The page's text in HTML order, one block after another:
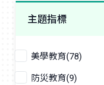
主題指標
美學教育(78)
防災教育(9)